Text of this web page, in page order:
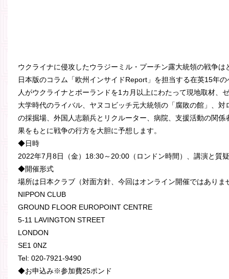
ウクライナに侵攻したウラジーミル・プーチン露大統領の戦争
日本版のコラム「欧州インサイドReport」を担当する在英15年
人がウクライナとポーランドを1カ月以上にわたって現地取材、
大学時代のライバル、ヤヌコビッチ元大統領の「腐敗の館」、
の採掘場、外国人志願兵とリクルーター、病院、支援活動の関
果をもとに戦争の行方を大胆に予想します。
◆日時
2022年7月8日（金）18:30～20:00（ロンドン時間）、講演と質
◆開催形式
場所は日本クラブ（対面方針、今回はオンライン開催ではありま
NIPPON CLUB
GROUND FLOOR EUROPOINT CENTRE
5-11 LAVINGTON STREET
LONDON
SE1 0NZ
Tel: 020-7921-9490
◆お申込み※参加費25ポンド